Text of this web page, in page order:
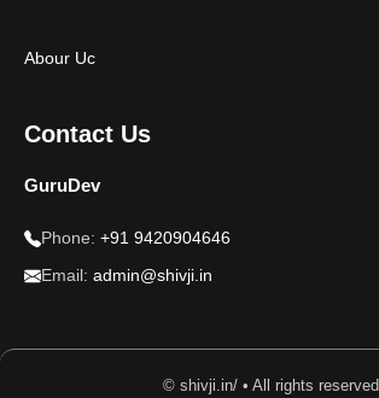
Abour Uc
Contact Us
GuruDev
Phone: +91 9420904646
Email: admin@shivji.in
© shivji.in/ • All rights reserved